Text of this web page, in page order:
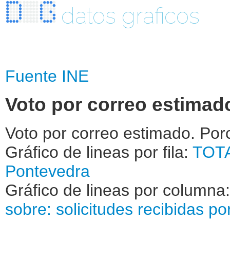
datos graficos
Fuente INE
Voto por correo
Voto por correo estimado.
Gráfico de lineas por fila:
Pontevedra
Gráfico de lineas por
sobre: solicitudes recibidas